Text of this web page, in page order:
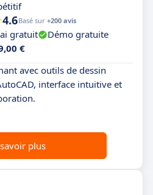
4.6Basé sur +200 avis
gratuit
Démo gratuite
€
avec outils de dessin
interface intuitive et
plus